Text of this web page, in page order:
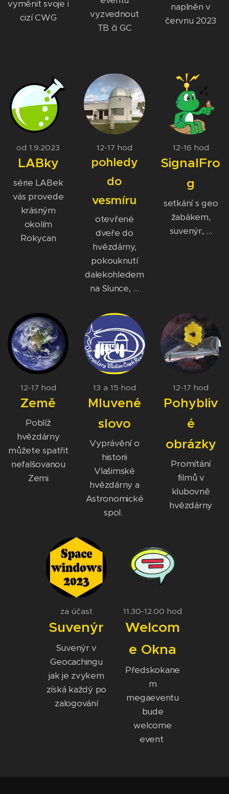
vyměnit svoje i
cizí CWG
vyzvednout
TB či GC
naplněn v
červnu 2023
od 1.9.2023
LABky
série LABek
vás provede
krásným
okolím
Rokycan
12-17 hod
pohledy
do
vesmíru
otevřené
dveře do
hvězdárny,
pokouknutí
dalekohledem
na Slunce, ...
12-16 hod
SignalFro
g
setkání s geo
žabákem,
suvenýr, ...
12-17 hod
Země
Poblíž
hvězdárny
můžete spatřit
nefalšovanou
Zemi
13 a 15 hod
Mluvené
slovo
Vyprávění o
historii
Vlašimské
hvězdárny a
Astronomické
spol.
12-17 hod
Pohybliv
é
obrázky
Promítání
filmů v
klubovně
hvězdárny
za účast
Suvenýr
Suvenýr v
Geocachingu
jak je zvykem
získá každý po
zalogování
11.30-12.00 hod
Welcom
e Okna
Předskokane
m
megaeventu
bude
welcome
event